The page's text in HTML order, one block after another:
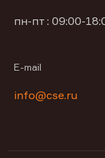
пн-пт : 09:00-
E-mail
info@cse.ru